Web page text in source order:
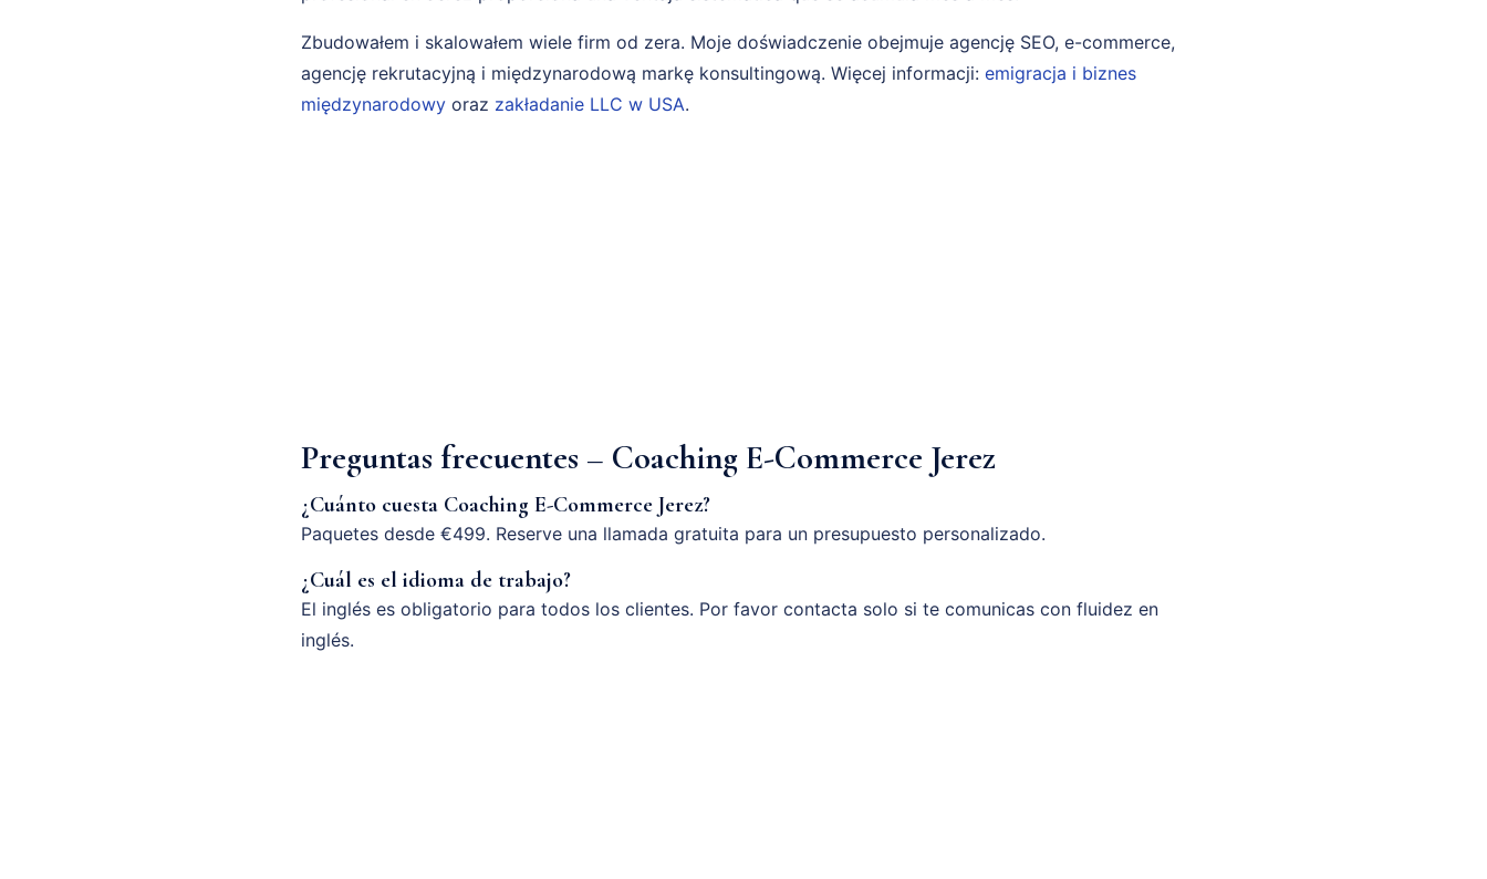
Zbudowałem i skalowałem wiele firm od zera. Moje doświadczenie obejmuje agencję SEO, e-commerce,
agencję rekrutacyjną i międzynarodową markę konsultingową. Więcej informacji: emigracja i biznes
międzynarodowy oraz zakładanie LLC w USA.
Preguntas frecuentes – Coaching E-Commerce Jerez
¿Cuánto cuesta Coaching E-Commerce Jerez?
Paquetes desde €499. Reserve una llamada gratuita para un presupuesto personalizado.
¿Cuál es el idioma de trabajo?
El inglés es obligatorio para todos los clientes. Por favor contacta solo si te comunicas con fluidez en
inglés.